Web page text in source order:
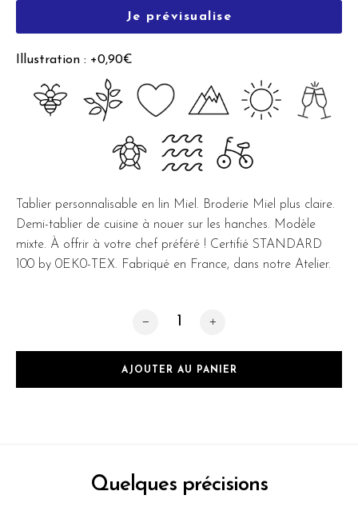
Je prévisualise
Illustration : +0,90€
Tablier personnalisable en lin Miel. Broderie Miel plus claire.
Demi-tablier de cuisine à nouer sur les hanches. Modèle
mixte. À offrir à votre chef préféré ! Certifié STANDARD
100 by 0EK0-TEX. Fabriqué en France, dans notre Atelier.
quantité de Bistro Miel
AJOUTER AU PANIER
Quelques précisions